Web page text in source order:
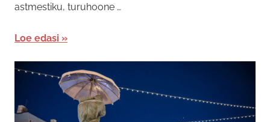
astmestiku, turuhoone …
Loe edasi